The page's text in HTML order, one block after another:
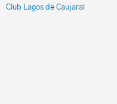
Club Lagos de Caujaral